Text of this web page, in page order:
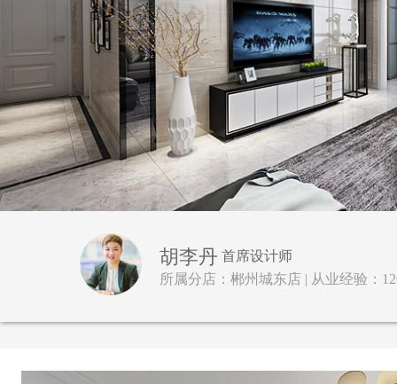
胡李丹 首席设计师
所属分店：郴州城东店 | 从业经验：